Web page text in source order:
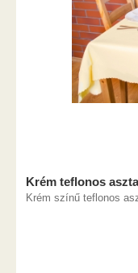
Krém teflonos
Krém színű teflonos